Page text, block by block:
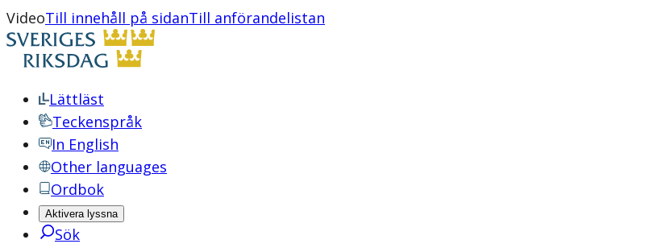
VideoTill innehåll på sidanTill anförandelistan
Lättläst
Teckenspråk
In English
Other languages
Ordbok
Aktivera lyssna
Sök